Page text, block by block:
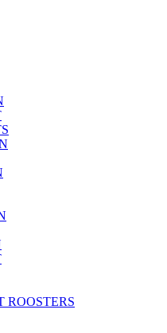
ROOSTERS